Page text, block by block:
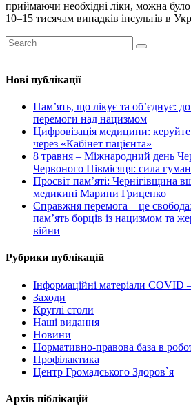
приймаючи необхідні ліки, можна
10–15 тисячам випадків інсультів в
Нові публікації
Пам’ять, що лікує та об’єднує:
перемоги над нацизмом
Цифровізація медицини:
через «Кабінет пацієнта»
8 травня – Міжнародний день
Червоного Півмісяця: сила
Просвіт пам’яті: Чернігівщина
медикині Марини Гриценко
Справжня перемога – це
пам’ять борців із нацизмом та
війни
Рубрики публікацій
Інформаційні матеріали COVID
Заходи
Круглі столи
Наші видання
Новини
Нормативно-правова база в
Профілактика
Центр Громадського Здоров`я
Архів піблікацій